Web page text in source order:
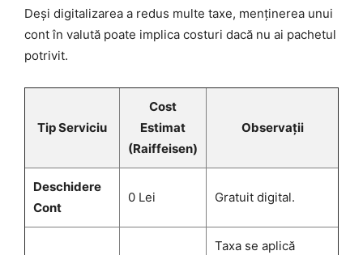
Deși digitalizarea a redus multe taxe, menținerea unui
cont în valută poate implica costuri dacă nu ai pachetul
potrivit.
Tip Serviciu
Cost
Estimat
(Raiffeisen)
Observații
Deschidere
Cont
0 Lei Gratuit digital.
Taxa se aplică